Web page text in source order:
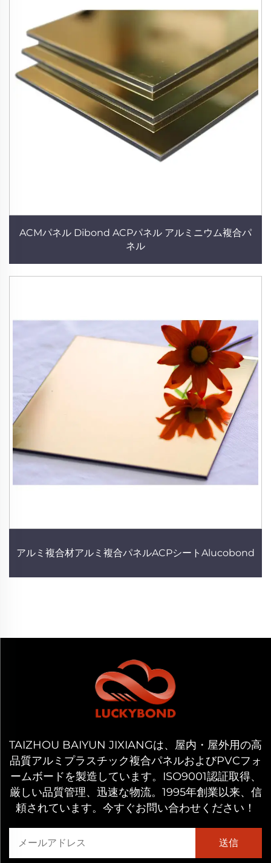
ACMパネル Dibond ACPパネル アルミニウム複合パ
ネル
アルミ複合材アルミ複合パネルACPシートAlucobond
TAIZHOU BAIYUN JIXIANGは、屋内・屋外用の高
品質アルミプラスチック複合パネルおよびPVCフォ
ームボードを製造しています。ISO9001認証取得、
厳しい品質管理、迅速な物流。1995年創業以来、信
頼されています。今すぐお問い合わせください！